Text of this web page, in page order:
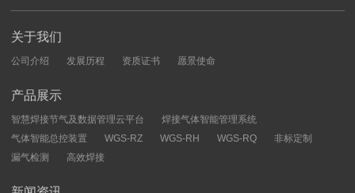
关于我们
公司介绍 发展历程 资质证书 愿景使命
产品展示
智慧焊接节气及数据管理云平台
焊接气体智能管理系统
气体智能总控装置
WGS-RZ WGS-RH WGS-RQ
非标定制
漏气检测
高效焊接